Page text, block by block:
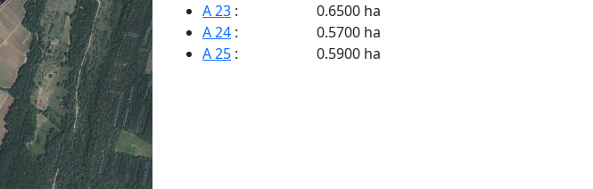
A 23 :
0.6500 ha
A 24 :
0.5700 ha
A 25 :
0.5900 ha